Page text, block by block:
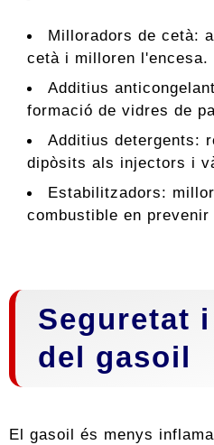
Milloradors de cetà:
cetà i milloren l'encesa.
Additius
formació de vidres de
Additius detergents:
dipòsits als injectors i
Estabilitzadors:
combustible en
Seguretat
del gasoil
El gasoil és menys